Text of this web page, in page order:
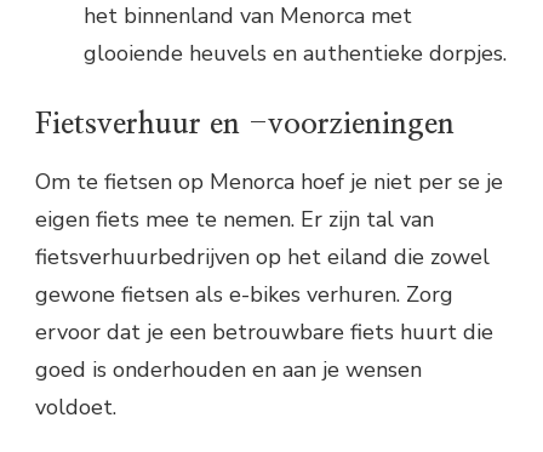
het binnenland van Menorca met
glooiende heuvels en authentieke dorpjes.
Fietsverhuur en -voorzieningen
Om te fietsen op Menorca hoef je niet per se je
eigen fiets mee te nemen. Er zijn tal van
fietsverhuurbedrijven op het eiland die zowel
gewone fietsen als e-bikes verhuren. Zorg
ervoor dat je een betrouwbare fiets huurt die
goed is onderhouden en aan je wensen
voldoet.